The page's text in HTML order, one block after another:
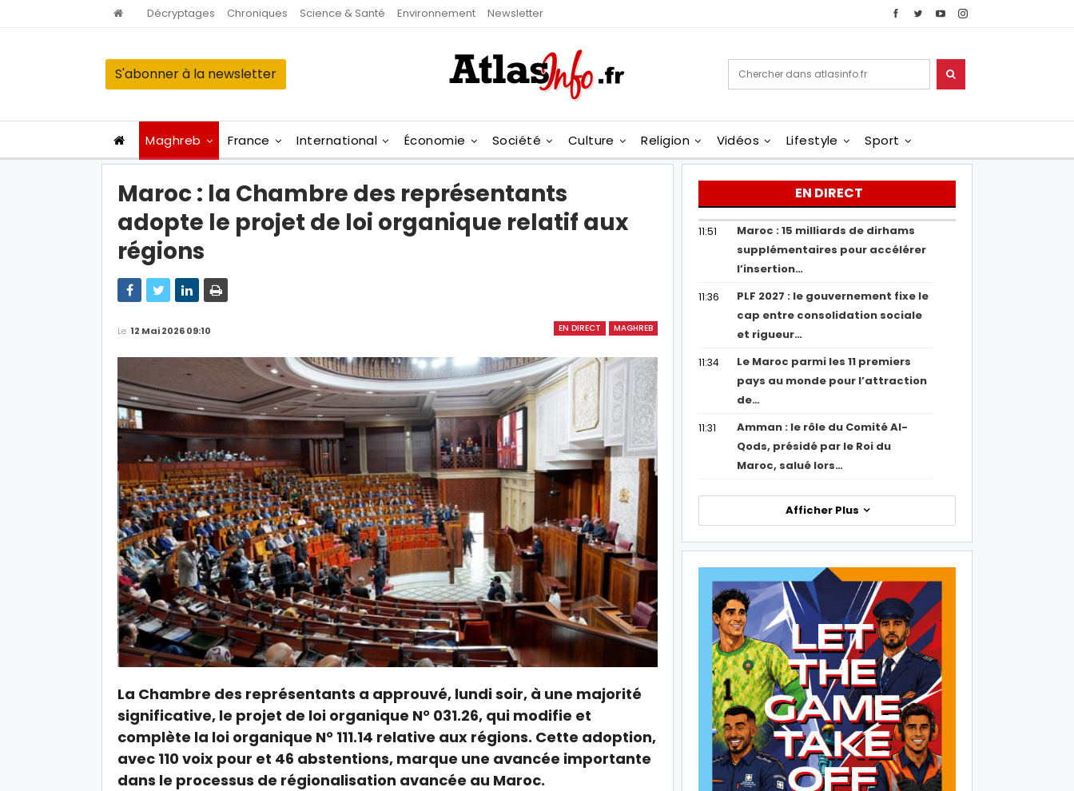
Décryptages Chroniques Science & Santé Environnement Newsletter
S'abonner à la newsletter
Maghreb France International Économie Société Culture Religion Vidéos Lifestyle Sport
Maroc : la Chambre des représentants
adopte le projet de loi organique relatif aux
régions
EN DIRECT MAGHREB
Le 12 Mai 2026 09:10
La Chambre des représentants a approuvé, lundi soir, à une majorité
significative, le projet de loi organique N° 031.26, qui modifie et
complète la loi organique N° 111.14 relative aux régions. Cette adoption,
avec 110 voix pour et 46 abstentions, marque une avancée importante
dans le processus de régionalisation avancée au Maroc.
EN DIRECT
11:51
Maroc : 15 milliards de dirhams
supplémentaires pour accélérer
l’insertion…
11:36
PLF 2027 : le gouvernement fixe le
cap entre consolidation sociale
et rigueur…
11:34
Le Maroc parmi les 11 premiers
pays au monde pour l’attraction
de…
11:31
Amman : le rôle du Comité Al-
Qods, présidé par le Roi du
Maroc, salué lors…
Afficher Plus